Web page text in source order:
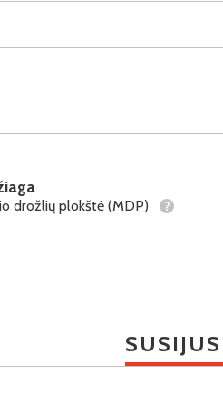
drožlių plokštė (MDP) ?